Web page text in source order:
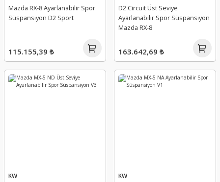
Mazda RX-8 Ayarlanabilir Spor
Süspansiyon D2 Sport
115.155,39 ₺
D2 Circuit Üst Seviye
Ayarlanabilir Spor Süspansiyon
Mazda RX-8
163.642,69 ₺
KW KW